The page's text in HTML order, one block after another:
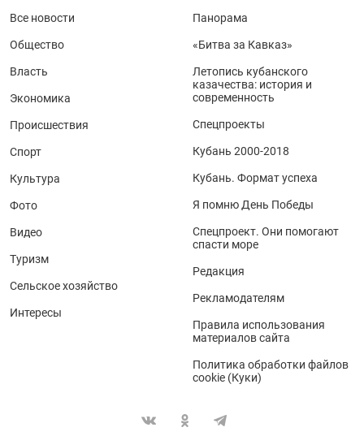
Все новости
Общество
Власть
Экономика
Происшествия
Спорт
Культура
Фото
Видео
Туризм
Сельское хозяйство
Интересы
Панорама
«Битва за Кавказ»
Летопись кубанского
казачества: история и
современность
Спецпроекты
Кубань 2000-2018
Кубань. Формат успеха
Я помню День Победы
Спецпроект. Они помогают
спасти море
Редакция
Рекламодателям
Правила использования
материалов сайта
Политика обработки файлов
cookie (Куки)